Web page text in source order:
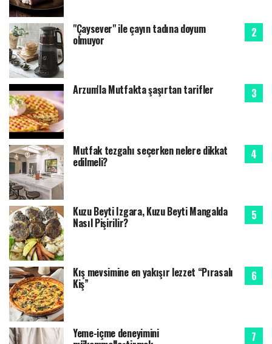
"Çaysever" ile çayın tadına doyum
olmuyor
Arzum'la Mutfakta şaşırtan tarifler
Mutfak tezgahı seçerken nelere dikkat
edilmeli?
Kuzu Beyti Izgara, Kuzu Beyti Mangalda
Nasıl Pişirilir?
Kış mevsimine en yakışır lezzet “Pırasalı
Kiş”
Yeme-içme deneyimini